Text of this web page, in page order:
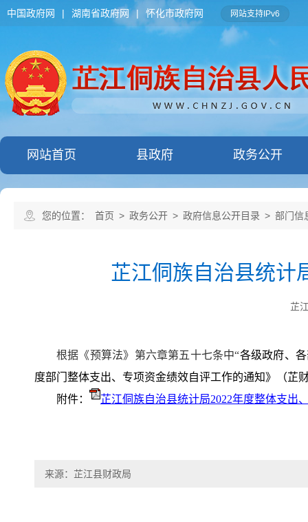
中国政府网 | 湖南省政府网 | 怀化市政府网 网站支持IPv6
网站首页 县政府 政务公开
您的位置： 首页 > 政务公开 > 政府信息公开目录 > 部门信
芷江侗族自治县统计
芷
根据《预算法》第六章第五十七条中“各级政府、
度部门整体支出、专项资金绩效自评工作的通知》（芷
附件：
芷江侗族自治县统计局2022年度整体支出
来源：芷江县财政局